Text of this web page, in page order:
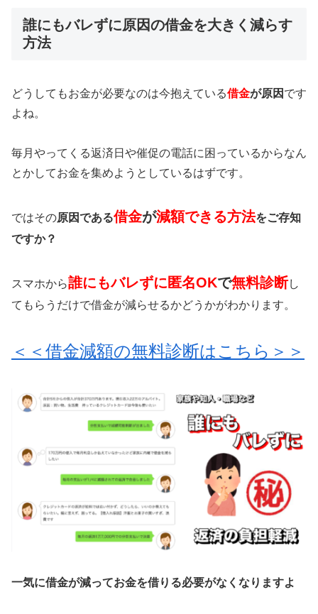
誰にもバレずに原因の借金を大きく減らす
方法
どうしてもお金が必要なのは今抱えている借金が原因 です
よね。
毎月やってくる返済日や催促の電話に困っているからなん
とかしてお金を集めようとしているはずです。
ではその原因である借金が減額できる方法をご存知
ですか？
スマホから誰にもバレずに匿名OKで無料診断し
てもらうだけで借金が減らせるかどうかがわかります。
＜＜借金減額の無料診断はこちら＞＞
一気に借金が減ってお金を借りる必要がなくなりますよ